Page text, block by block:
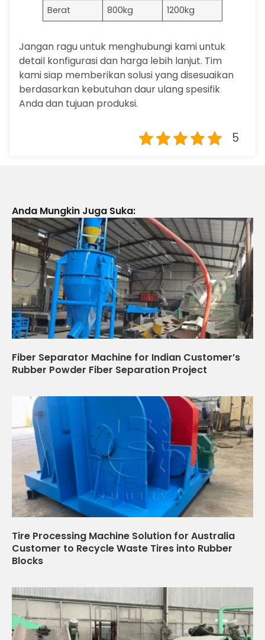
Berat
800kg 1200kg
Jangan ragu untuk menghubungi kami untuk
detail konfigurasi dan harga lebih lanjut. Tim
kami siap memberikan solusi yang disesuaikan
berdasarkan kebutuhan daur ulang spesifik
Anda dan tujuan produksi.
5
Anda Mungkin Juga Suka:
Fiber Separator Machine for Indian Customer’s
Rubber Powder Fiber Separation Project
Tire Processing Machine Solution for Australia
Customer to Recycle Waste Tires into Rubber
Blocks